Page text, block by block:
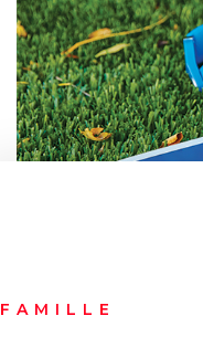
FAMILLE